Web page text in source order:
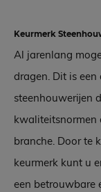
Keurmerk
Al jarenlang
dragen. Dit is
steenhouwerijen
kwaliteitsnormen
branche. Door te
keurmerk kunt u
een betrouwbare